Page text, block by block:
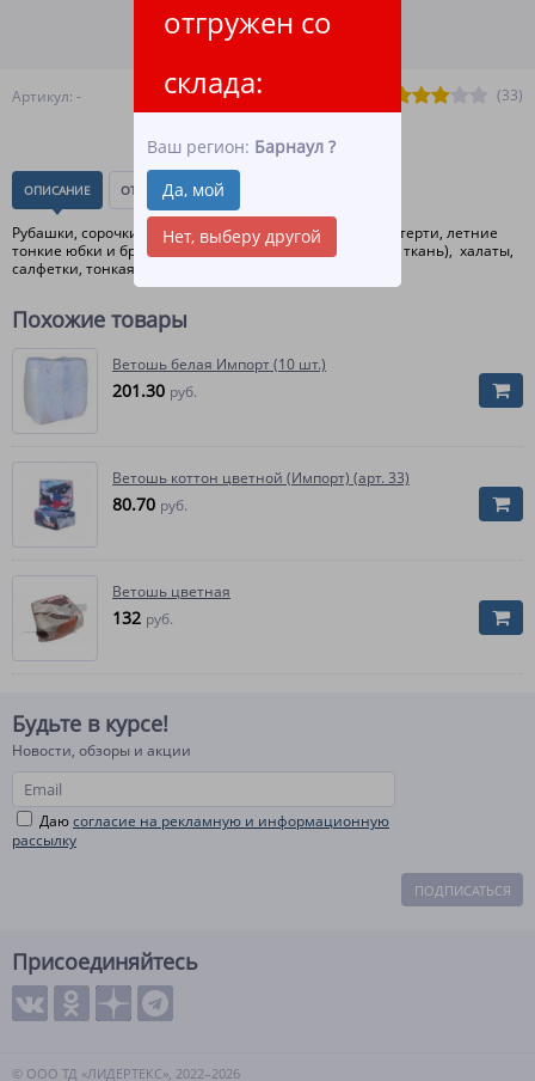
отгружен со
склада:
Ваш регион: Барнаул ?
Да, мой
Нет, выберу другой
Артикул: - (33)
ПОДРОБНЕЕ О ДОСТАВКЕ
ОПИСАНИЕ ОТЗЫВЫ(0)
Рубашки, сорочки, блузки, платья, фартуки, тонкие скатерти, летние
тонкие юбки и брюки(не джинсовая и не вильветовая ткань), халаты,
салфетки, тонкая спецодежда. фабричный лоскут.
Похожие товары
Ветошь белая Импорт (10 шт.)
201.30 руб.
Ветошь коттон цветной (Импорт) (арт. 33)
80.70 руб.
Ветошь цветная
132 руб.
Будьте в курсе!
Новости, обзоры и акции
Даюсогласие на рекламную и информационную
рассылку
ПОДПИСАТЬСЯ
Присоединяйтесь
© ООО ТД «ЛИДЕРТЕКС», 2022–2026